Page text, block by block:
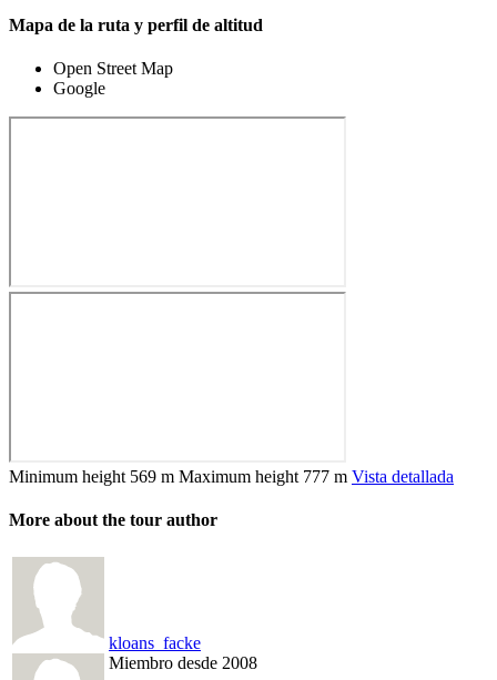
Mapa de la ruta y perfil de altitud
Open Street Map
Google
Minimum height 569 m Maximum height 777 m Vista detallada
More about the tour author
kloans_facke
Miembro desde 2008